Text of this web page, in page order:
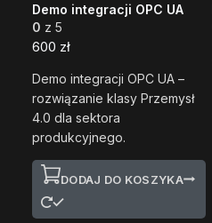
Demo integracji OPC UA
0 z 5
600 zł
Demo integracji OPC UA –
rozwiązanie klasy Przemysł
4.0 dla sektora
produkcyjnego.
DODAJ DO KOSZYKA